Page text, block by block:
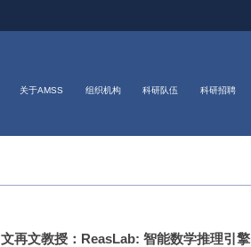
关于AMSS 组织机构 科研队伍 科研招聘
文再文教授：ReasLab: 智能数学推理引擎